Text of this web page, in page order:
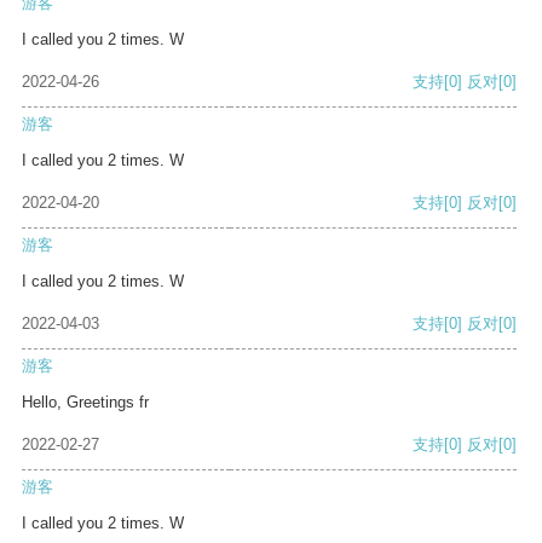
I called you 2 times. W
2022-04-26 支持[0] 反对[0]
游客
I called you 2 times. W
2022-04-20 支持[0] 反对[0]
游客
I called you 2 times. W
2022-04-03 支持[0] 反对[0]
游客
Hello, Greetings fr
2022-02-27 支持[0] 反对[0]
游客
I called you 2 times. W